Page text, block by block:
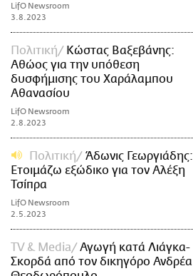
LifO Newsroom
3.8.2023
Πολιτική
Κώστας Βαξεβάνης:
Αθώος για την υπόθεση
δυσφήμισης του Χαράλαμπου
Αθανασίου
LifO Newsroom
2.8.2023
Πολιτική
Άδωνις Γεωργιάδης:
Ετοιμάζω εξώδικο για τον Αλέξη
Τσίπρα
LifO Newsroom
2.5.2023
TV & Media
Αγωγή κατά Λιάγκα-
Σκορδά από τον δικηγόρο Ανδρέα